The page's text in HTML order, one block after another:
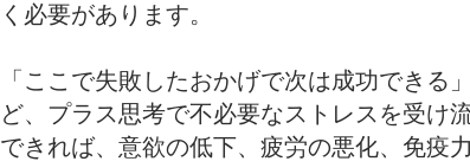
く必要があります。
「ここで失敗したおかげで次は成功でき
ど、プラス思考で不必要なストレスを受け
できれば、意欲の低下、疲労の悪化、免疫